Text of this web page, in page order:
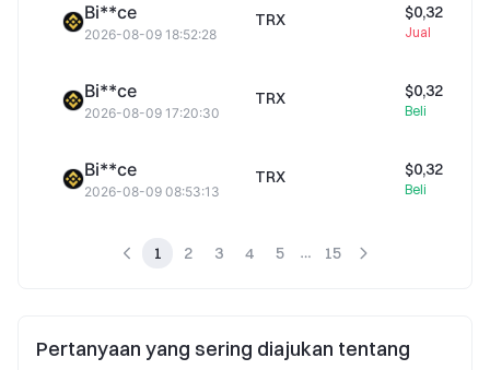
Bi**ce
2026-08-09 18:52:28
TRX $0,32
Jual
Bi**ce
2026-08-09 17:20:30
TRX $0,32
Beli
Bi**ce
2026-08-09 08:53:13
TRX $0,32
Beli
1 2 3 4 5 15
Pertanyaan yang sering diajukan tentang